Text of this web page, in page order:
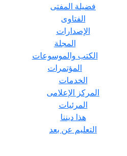
فضيلة المفتى
الفتاوى
الإصدارات
المجلة
الكتب والموسوعات
المؤتمرات
الخدمات
المركز الإعلامى
المرئيات
هذا ديننا
التعليم عن بعد